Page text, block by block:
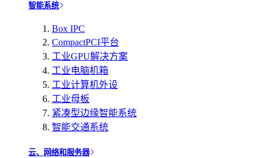
智能系统
Box IPC
CompactPCI平台
工业GPU解决方案
工业电脑机箱
工业计算机外设
工业母板
紧凑型边缘智能系统
智能交通系统
云、网络和服务器